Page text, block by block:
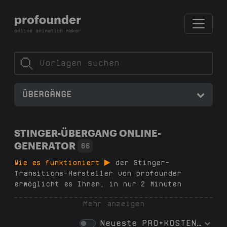
ÜBERGÄNGE
STINGER-ÜBERGANG ONLINE-
GENERATOR
66
Wie es funktioniert
der Stinger-
Transitions-Hersteller von profounder
ermöglicht es Ihnen, in nur 2 Minuten
Twitch, YouTube, Kick, OBS, Streamlabs und
Mehr anzeigen
Neueste PRO+KOSTENLOS